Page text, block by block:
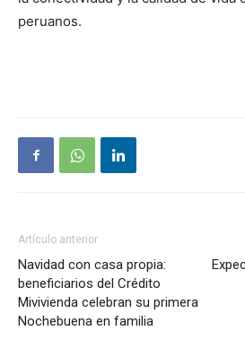
peruanos.
Artículo anterior
Navidad con casa propia:
beneficiarios del Crédito
Mivivienda celebran su primera
Nochebuena en familia